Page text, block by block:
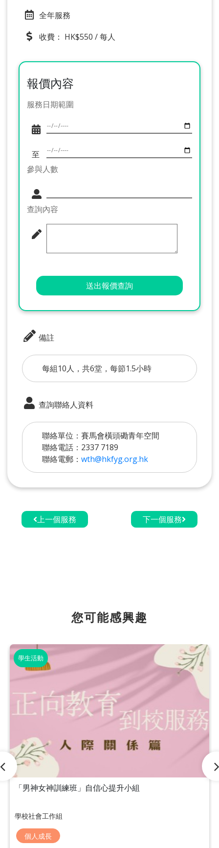
全年服務
收費： HK$550 / 每人
報價內容
服務日期範圍
至
參與人數
查詢內容
送出報價查詢
備註
每組10人，共6堂，每節1.5小時
查詢聯絡人資料
聯絡單位：賽馬會橫頭磡青年空間
聯絡電話：2337 7189
聯絡電郵： wth@hkfyg.org.hk
上一個服務 下一個服務
您可能感興趣
學生活動
「男神女神訓練班」自信心提升小組
學校社會工作組
個人成長